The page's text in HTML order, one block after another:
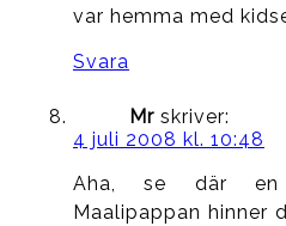
var hemma med
Svara
Mr skriver:
4 juli 2008 kl. 10:48
Aha, se där en
Maalipappan hinner